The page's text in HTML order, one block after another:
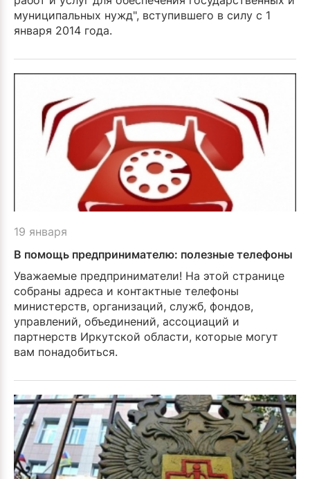
муниципальных нужд", вступившего в силу с 1
января 2014 года.
19 января
В помощь предпринимателю: полезные телефоны
Уважаемые предприниматели! На этой странице
собраны адреса и контактные телефоны
министерств, организаций, служб, фондов,
управлений, объединений, ассоциаций и
партнерств Иркутской области, которые могут
вам понадобиться.